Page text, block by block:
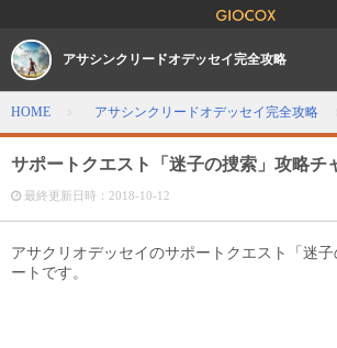
アサシンクリードオデッセイ完全攻略
HOME アサシンクリードオデッセイ完全攻略
サポートクエスト「迷子の捜索」攻略チ
最終更新日時： 2018-10-12
アサクリオデッセイのサポートクエスト「迷
ートです。